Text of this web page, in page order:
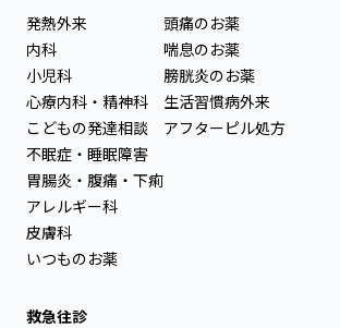
発熱外来
内科
小児科
心療内科・精神科
こどもの発達相談
不眠症・睡眠障害
胃腸炎・腹痛・下痢
アレルギー科
皮膚科
いつものお薬
頭痛のお薬
喘息のお薬
膀胱炎のお薬
生活習慣病外来
アフターピル処方
救急往診